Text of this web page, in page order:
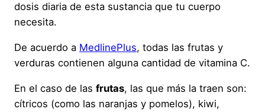
dosis diaria de esta sustancia que tu cuerpo
necesita.
De acuerdo a MedlinePlus, todas las frutas y
verduras contienen alguna cantidad de vitamina C.
En el caso de las frutas, las que más la traen son:
cítricos (como las naranjas y pomelos), kiwi,